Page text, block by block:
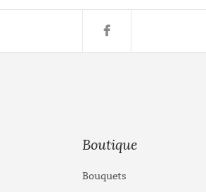
Boutique
Bouquets